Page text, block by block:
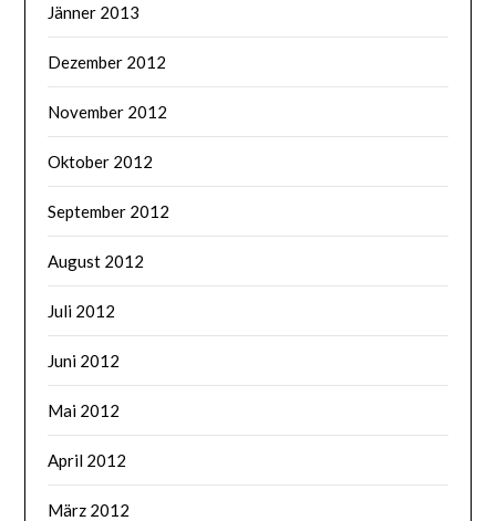
Jänner 2013
Dezember 2012
November 2012
Oktober 2012
September 2012
August 2012
Juli 2012
Juni 2012
Mai 2012
April 2012
März 2012